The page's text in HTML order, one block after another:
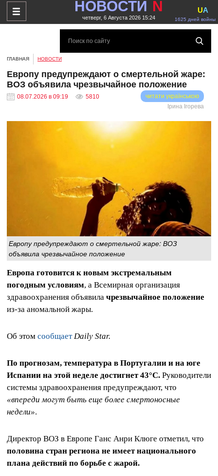
НОВОСТИ N
четверг, 6 Августа 2026 15:24 1625 дней войны
UA
ГЛАВНАЯ НОВОСТИ
Европу предупреждают о смертельной жаре:
ВОЗ объявила чрезвычайное положение
08.07.2026 в 09:19 5810
читати українською
Ірина Ігорева
Европу предупреждают о смертельной жаре: ВОЗ
объявила чрезвычайное положение
Европа готовится к новым экстремальным
погодным условиям, а Всемирная организация
здравоохранения объявила чрезвычайное положение
из-за аномальной жары.
Об этом сообщает Daily Star.
По прогнозам, температура в Португалии и на юге
Испании на этой неделе достигнет 43°C. Руководители
системы здравоохранения предупреждают, что
«впереди могут быть еще более смертоносные
недели».
Директор ВОЗ в Европе Ганс Анри Клюге отметил, что
половина стран региона не имеет национального
плана действий по борьбе с жарой.